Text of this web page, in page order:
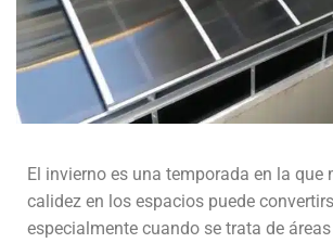
El invierno es una temporada en la que
calidez en los espacios puede
especialmente cuando se trata de